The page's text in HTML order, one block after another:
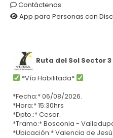
Contáctenos
App para Personas con
Ruta del Sol Sector 3
*Vía Habilitada*
*Fecha:* 06/08/2026.
*Hora:* 15:30hrs
*Dpto.:* Cesar.
*Tramo:* Bosconia -
*Ubicación:* Valencia de